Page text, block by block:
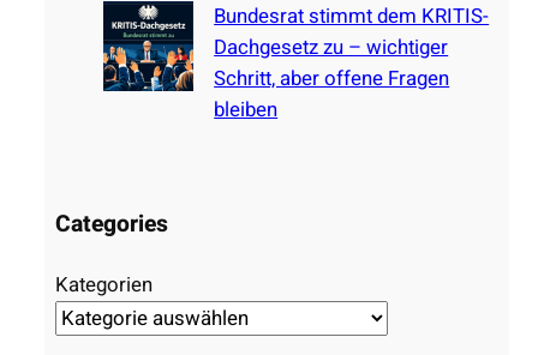
Bundesrat stimmt dem KRITIS-
Dachgesetz zu – wichtiger
Schritt, aber offene Fragen
bleiben
Categories
Kategorien